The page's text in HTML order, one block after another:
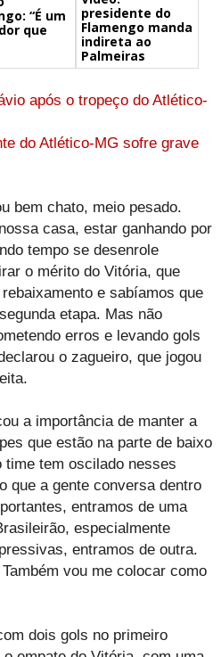
“É um
que
presidente do
Flamengo manda
indireta ao
Palmeiras
após o tropeço do Atlético-
do Atlético-MG sofre grave
bem chato, meio pesado.
casa, estar ganhando por
tempo se desenrole
o mérito do Vitória, que
e sabíamos que
etapa. Mas não
erros e levando gols
o zagueiro, que jogou
a importância de manter a
que estão na parte de baixo
time tem oscilado nesses
que a gente conversa dentro
entramos de uma
especialmente
entramos de outra.
vou me colocar como
dois gols no primeiro